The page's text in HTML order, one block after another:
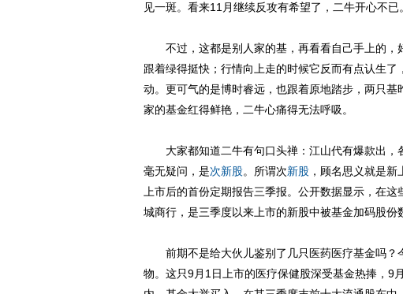
见一斑。看来11月继续反攻有希望了，二牛开心不已。
不过，这都是别人家的基，再看看自己手上的，
跟着绿得挺快；行情向上走的时候它反而有点认生
动。更可气的是博时睿远，也跟着原地踏步，两只
家的基金红得鲜艳，二牛心痛得无法呼吸。
大家都知道二牛有句口头禅：江山代有爆款出，
毫无疑问，是次新股。所谓次新股 ，顾名思义就是新
上市后的首份定期报告三季报。公开数据显示，在
城商行，是三季度以来上市的新股中被基金加码股份
前期不是给大伙儿鉴别了几只医药医疗基金吗？
物。这只9月1日上市的医疗保健股深受基金热捧，9